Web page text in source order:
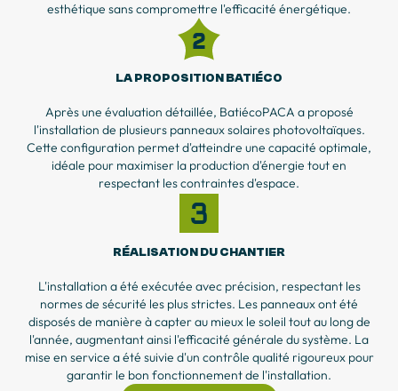
esthétique sans compromettre l'efficacité énergétique.
LA PROPOSITION BATIÉCO
Après une évaluation détaillée, BatiécoPACA a proposé
l'installation de plusieurs panneaux solaires photovoltaïques.
Cette configuration permet d'atteindre une capacité optimale,
idéale pour maximiser la production d'énergie tout en
respectant les contraintes d'espace.
RÉALISATION DU CHANTIER
L'installation a été exécutée avec précision, respectant les
normes de sécurité les plus strictes. Les panneaux ont été
disposés de manière à capter au mieux le soleil tout au long de
l'année, augmentant ainsi l'efficacité générale du système. La
mise en service a été suivie d'un contrôle qualité rigoureux pour
garantir le bon fonctionnement de l'installation.